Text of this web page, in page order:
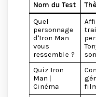
Nom du Test
Quel
personnage
d'Iron Man
vous
ressemble ?
Quiz Iron
Man |
Cinéma